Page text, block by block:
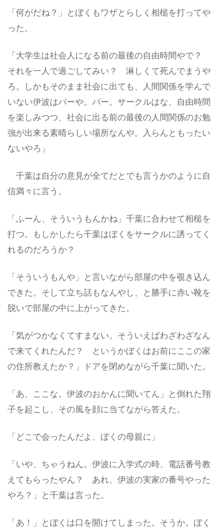
「何がだね？」とぼくもワザとらしく相槌を打ってや
った。
「大学生は社会人になる前の最後の自由時間やで？
それを一人で過ごしてみい？ 淋しくて死んでまうや
ろ。しかもそのまま社会に出ても、人間関係を学んで
いない伊波はパーや。パー。サークルはな、自由時間
を楽しみつつ、社会に出る前の最後の人間関係のお勉
強が出来る素晴らしい場所なんや。入らんともったい
ないやろ」
千葉は自分の意見が全てだとでも言うかのように自
信満々に言う。
「ふーん、そういうもんかね」千葉に合わせて相槌を
打つ。もしかしたら千葉はぼくをサークルに誘ってく
れるのだろうか？
「そういうもんや」と言いながら部屋の中を覗き込ん
できた。そして立ち話もなんやし、と勝手に赤い靴を
脱いで部屋の中に上がってきた。
「気がつかなくてすまない。そういえばわざわざなん
で来てくれたんだ？ というかぼくはお前にここの家
の住所教えたか？」ドアを閉めながら千葉に聞いた。
「あ、ここな。伊波のおかんに聞いてん」と倒れた翔
子を起こし、その風を顔に当てながら答えた。
「どこで会ったんだよ、ぼくの母親に」
「いや、ちゃうねん。伊波に入学式の時、電話番号教
えてもらったやん？ あれ、伊波の実家の番号やった
やろ？」と千葉は言った。
「あ！」とぼくは口を開けてしまった。そうか。ぼく